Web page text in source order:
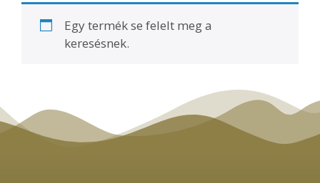
Egy termék se felelt meg a
keresésnek.